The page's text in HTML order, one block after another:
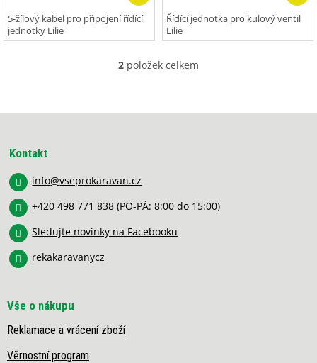
5-žílový kabel pro připojení řídící
jednotky Lilie
Řídící jednotka pro kulový ventil
Lilie
O
á
v
y
2 položek celkem
Kontakt
info@vseprokaravan.cz
+420 498 771 838(PO-PÁ: 8:00 do 15:00)
Sledujte novinky na Facebooku
rekakaravanycz
Vše o nákupu
Reklamace a vrácení zboží
Věrnostní program